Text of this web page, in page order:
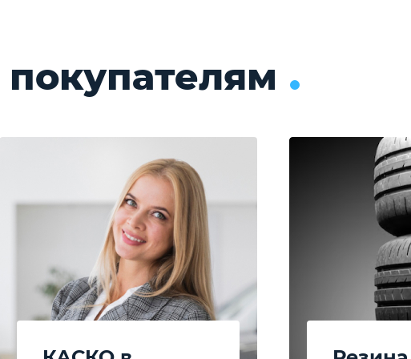
Разгон до 100 км./ч.
Подробнее о комплектации
100км9.0 с.